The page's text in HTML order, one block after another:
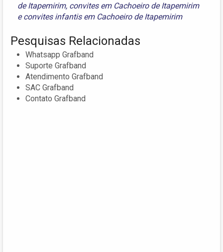
de Itapemirim, convites em Cachoeiro de Itapemirim
econvites infantis em Cachoeiro de Itapemirim
Pesquisas Relacionadas
Whatsapp Grafband
Suporte Grafband
Atendimento Grafband
SAC Grafband
Contato Grafband